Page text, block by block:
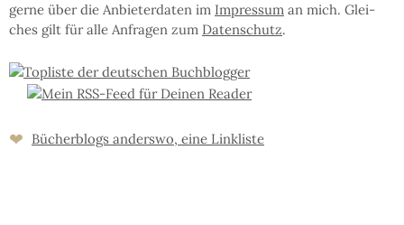
ger­ne über die An­bie­ter­da­ten im Im­pres­sum an mich. Glei­
ches gilt für al­le An­fra­gen zum Da­ten­schutz.
❤ Bücher­blogs an­ders­wo, eine Link­liste